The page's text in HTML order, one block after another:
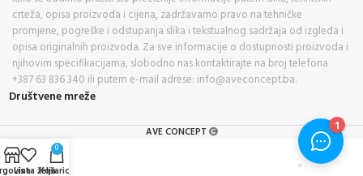
crteža, opisa proizvoda i cijena, zadržavamo pravo na tehničke
promjene, pogreške i odstupanja slika i tekstualnog sadržaja od izgleda i
opisa originalnih proizvoda. Za sve informacije o dostupnosti proizvoda i
njihovim specifikacijama, slobodno nas kontaktirajte na broj telefona
+387 63 836 340 ili putem e-mail adrese: info@aveconcept.ba.
Društvene mreže
AVE CONCEPT
Lista želja
0
Košarica